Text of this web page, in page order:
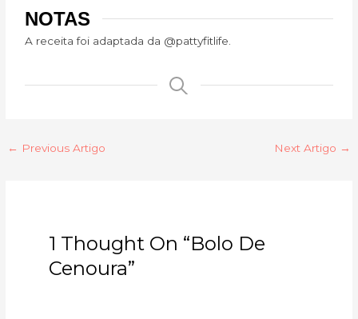
NOTAS
A receita foi adaptada da @pattyfitlife.
← Previous Artigo Next Artigo →
1 Thought On “Bolo De
Cenoura”